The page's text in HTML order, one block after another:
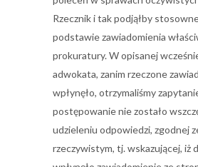
Rzecznik i tak podjąłby
podstawie zawiadomienia
prokuratury. W opisanej
adwokata, zanim rzeczone
wpłynęło, otrzymaliśmy
postępowanie nie zostało
udzieleniu odpowiedzi, zgodnej
rzeczywistym, tj. wskazującej, iż